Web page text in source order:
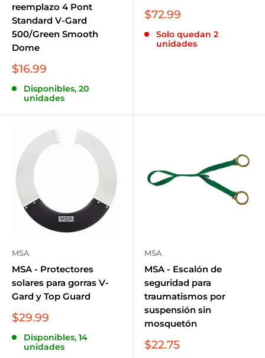
reemplazo 4 Pont
Standard V-Gard
500/Green Smooth
Dome
Precio
venta
$16.99
Disponibles, 20
unidades
Precio
venta
$72.99
Solo quedan 2
unidades
MSA
MSA - Protectores
solares para gorras V-
Gard y Top Guard
Precio
venta
$29.99
Disponibles, 14
unidades
MSA
MSA - Escalón de
seguridad para
traumatismos por
suspensión sin
mosquetón
Precio
$22.75